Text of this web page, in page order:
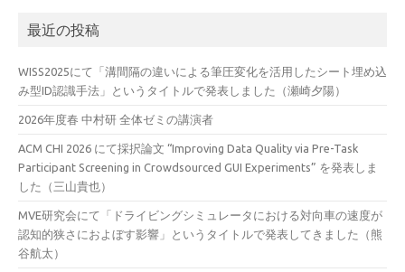
最近の投稿
WISS2025にて「溝間隔の違いによる筆圧変化を活用したシート埋め込
み型ID認識手法」というタイトルで発表しました（瀬崎夕陽）
2026年度春 中村研 全体ゼミの講演者
ACM CHI 2026 にて採択論文 “Improving Data Quality via Pre-Task
Participant Screening in Crowdsourced GUI Experiments” を発表しま
した（三山貴也）
MVE研究会にて「ドライビングシミュレータにおける対向車の速度が
認知的狭さにおよぼす影響」というタイトルで発表してきました（熊
谷航太）